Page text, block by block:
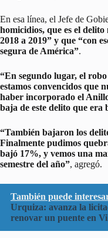
En esa línea, el Jefe de
homicidios, que es el
2018 a 2019” y que “con
segura de América”.
“En segundo lugar, el
estamos convencidos que
haber incorporado el
baja de este delito que era
“También bajaron los
Finalmente pudimos
bajó 17%, y vemos una
semestre del año”, agregó.
También puede
Urquiza: avanza la
renovar un puente en